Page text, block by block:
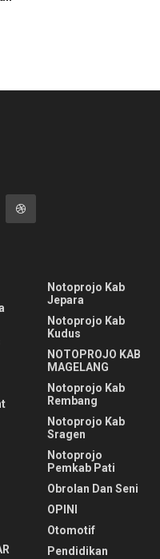
Notoprojo Kab
Jepara
Notoprojo Kab
Kudus
NOTOPROJO KAB
MAGELANG
Notoprojo Kab
Rembang
Notoprojo Kab
Sragen
Notoprojo
Pemkab Pati
Obrolan Dan Seni
OPINI
Otomotif
Pendidikan